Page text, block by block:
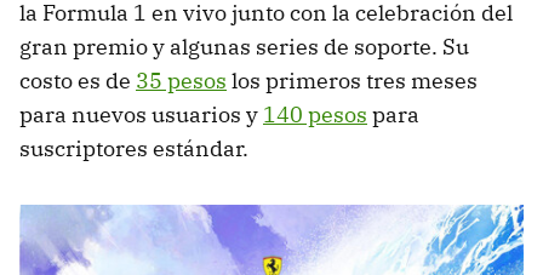
la Formula 1 en vivo junto con la celebración del
gran premio y algunas series de soporte. Su
costo es de 35 pesos los primeros tres meses
para nuevos usuarios y 140 pesos para
suscriptores estándar.